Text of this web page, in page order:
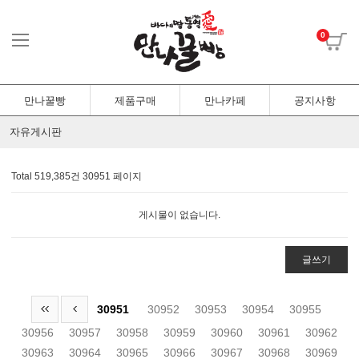
0
만나꿀빵 제품구매 만나카페 공지사항
자유게시판
Total 519,385건 30951 페이지
게시물이 없습니다.
글쓰기
30951 30952 30953 30954
30955
30956
30957 30958 30959 30960 30961
30962
30963
30964 30965 30966 30967 30968
30969